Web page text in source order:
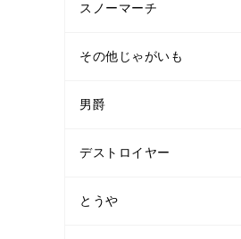
スノーマーチ
その他じゃがいも
男爵
デストロイヤー
とうや